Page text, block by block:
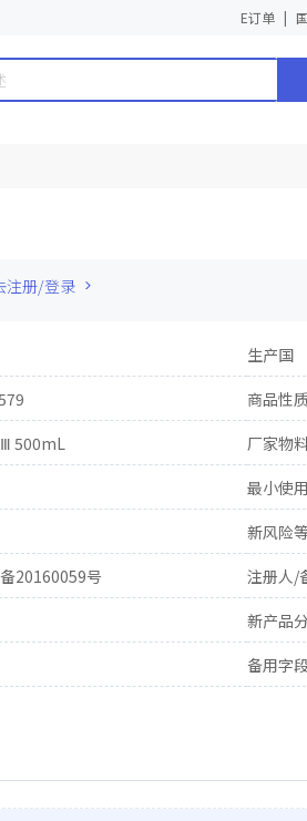
E订单
注册/登录
生产国
商品性
500mL
厂家物
最小使
新风险
20160059号 注册人/
新产品
备用字